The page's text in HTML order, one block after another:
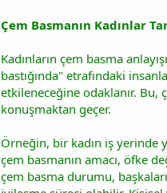
Çem Basmanın Kadınlar
Kadınların çem basma
bastığında" etrafındaki
etkileneceğine odaklanır. Bu,
konuşmaktan geçer.
Örneğin, bir kadın iş yerinde
çem basmanın amacı, öfke
çem basma durumu,